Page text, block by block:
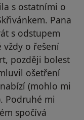
s ostatními o
Pana
s odstupem
vždy o řešení
později bolest
ošetření
(mohlo mi
Podruhé mi
spočívá